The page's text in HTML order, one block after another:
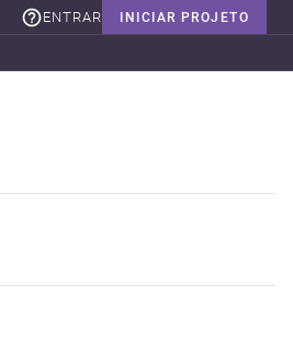
INICIAR PROJETO
ENTRAR